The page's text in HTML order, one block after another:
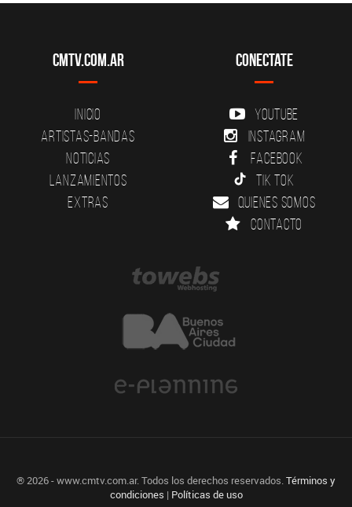
CMTV.com.ar
Inicio
Artistas-Bandas
Noticias
Lanzamientos
Extras
Conectate
YouTube
Instagram
Facebook
Tik Tok
Quienes somos
Contacto
® 2026 - www.cmtv.com.ar. Todos los derechos reservados.Términos y
condiciones | Políticas de uso